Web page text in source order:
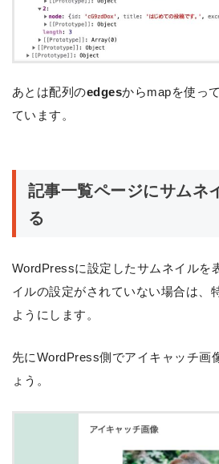
あとは配列のedgesからmapを使っ
ています。
記事一覧ページにサムネ
る
WordPressに設定したサムネイルを
イルの設定がされていない場合は、
ようにします。
先にWordPress側でアイキャッチ画
ょう。